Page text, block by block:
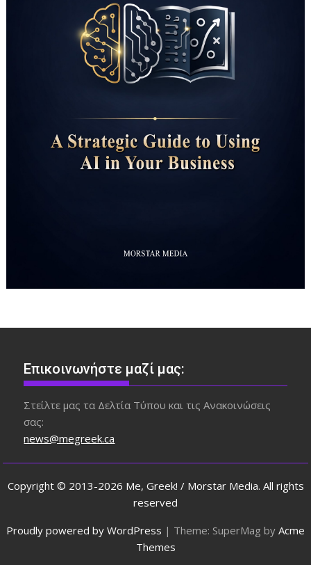
Επικοινωνήστε μαζί μας:
Στείλτε μας τα Δελτία Τύπου και τις Ανακοινώσεις
σας:
news@megreek.ca
Copyright © 2013-2026 Me, Greek! / Morstar Media. All rights
reserved
Proudly powered by WordPress | Theme: SuperMag by Acme
Themes